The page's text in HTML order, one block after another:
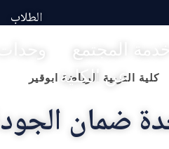
الطلاب
خدمة المجتمع وحدات
عن الكلية
كلية التربية الرياضة ابوقير
ضمان